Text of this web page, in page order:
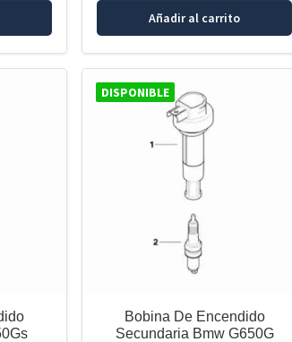
Añadir al carrito
DISPONIBLE
Bobina De Encendido
Secundaria Bmw G650G